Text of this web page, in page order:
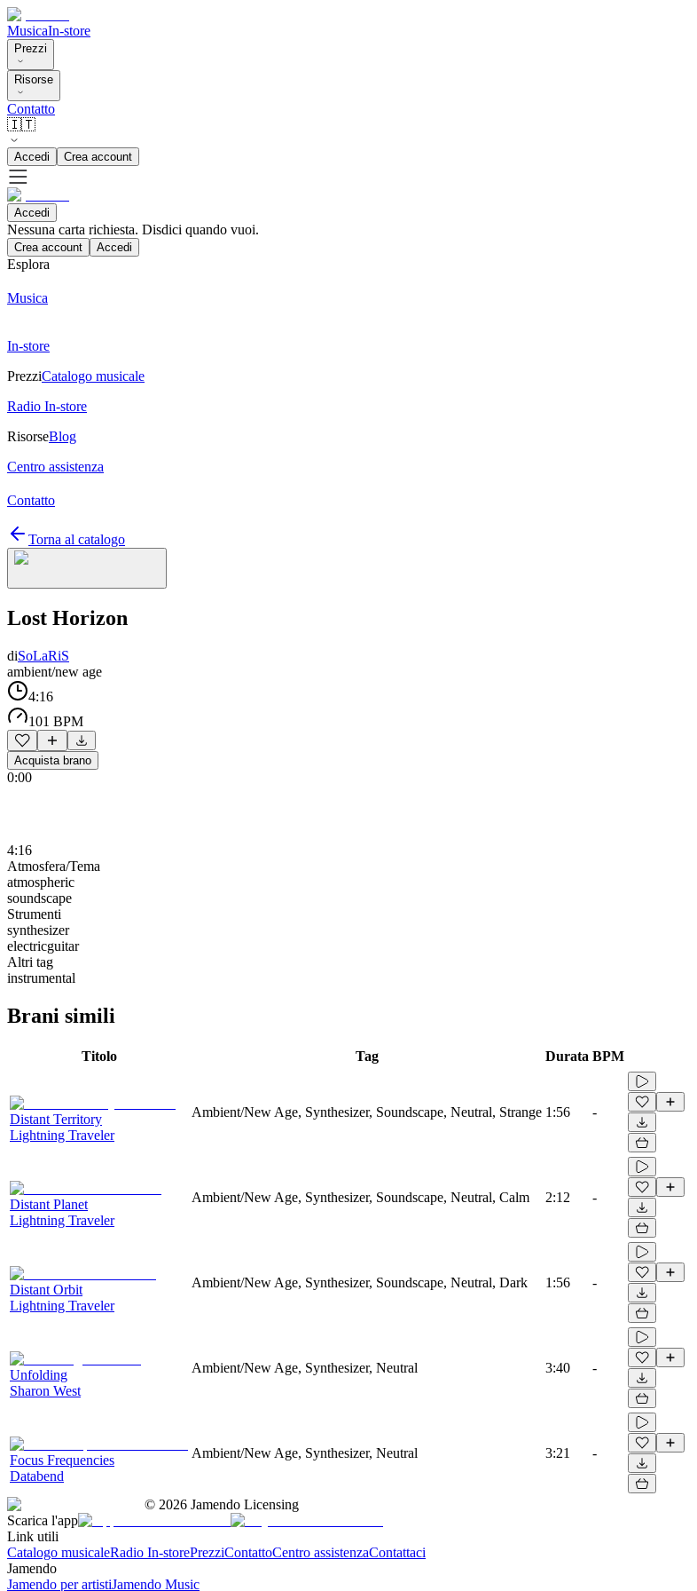
MusicaIn-store
Prezzi
Risorse
Contatto
🇮🇹
Accedi Crea account
Accedi
Nessuna carta richiesta. Disdici quando vuoi.
Crea account Accedi
Esplora
Musica
In-store
PrezziCatalogo musicale
Radio In-store
RisorseBlog
Centro assistenza
Contatto
Torna al catalogo
Lost Horizon
diSoLaRiS
ambient/new age
4:16
101 BPM
Acquista brano
0:00
4:16
Atmosfera/Tema
atmospheric
soundscape
Strumenti
synthesizer
electricguitar
Altri tag
instrumental
Brani simili
Titolo Tag Durata BPM
Distant Territory
Lightning Traveler
Ambient/New Age, Synthesizer, Soundscape, Neutral, Strange 1:56 -
Distant Planet
Lightning Traveler
Ambient/New Age, Synthesizer, Soundscape, Neutral, Calm 2:12 -
Distant Orbit
Lightning Traveler
Ambient/New Age, Synthesizer, Soundscape, Neutral, Dark 1:56 -
Unfolding
Sharon West
Ambient/New Age, Synthesizer, Neutral 3:40 -
Focus Frequencies
Databend
Ambient/New Age, Synthesizer, Neutral 3:21 -
© 2026 Jamendo Licensing
Scarica l'app
Link utili
Catalogo musicaleRadio In-storePrezziContattoCentro assistenzaContattaci
Jamendo
Jamendo per artistiJamendo Music